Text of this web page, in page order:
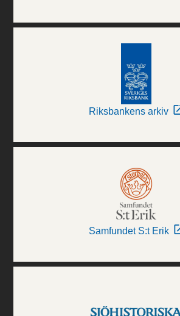
Riksbankens arkiv
Samfundet S:t Erik